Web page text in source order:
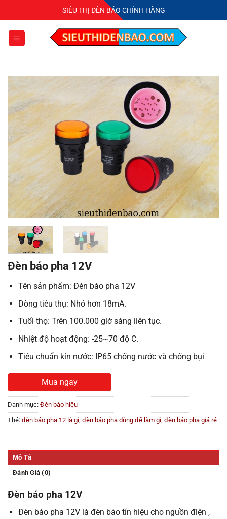
qua
nội
dung
SIÊU THỊ ĐÈN BÁO CHÍNH HÃNG
Đèn báo pha 12V
Tên sản phẩm: Đèn báo pha 12V
Dòng tiêu thụ: Nhỏ hơn 18mA.
Tuổi thọ: Trên 100.000 giờ sáng liên tục.
Nhiệt độ hoạt động: -25~70 độ C.
Tiêu chuẩn kín nước: IP65 chống nước và chống bụi
Mua ngay
Danh mục: Đèn báo hiệu
Thẻ: đèn báo pha 12 là gì, đèn báo pha dùng để làm gì, đèn báo pha giá rẻ
Mô Tả
Đánh Giá (0)
Đèn báo pha 12V
Đèn báo pha 12V là đèn báo tín hiệu cho nguồn điện ,